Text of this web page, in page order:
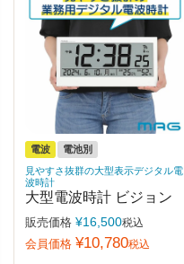
電波
電池別
見やすさ抜群の大型表示デジタル電
波時計
大型電波時計 ビジョン
販売価格 ¥16,500税込
会員価格 ¥10,780税込